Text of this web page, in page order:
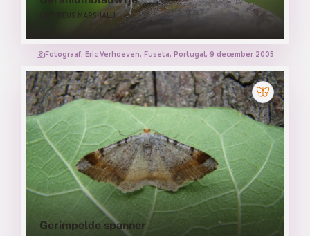
CACYREUS MARSHALLI
Fotograaf: Eric Verhoeven, Fuseta, Portugal, 9 december 2005
Gerimpelde spanner